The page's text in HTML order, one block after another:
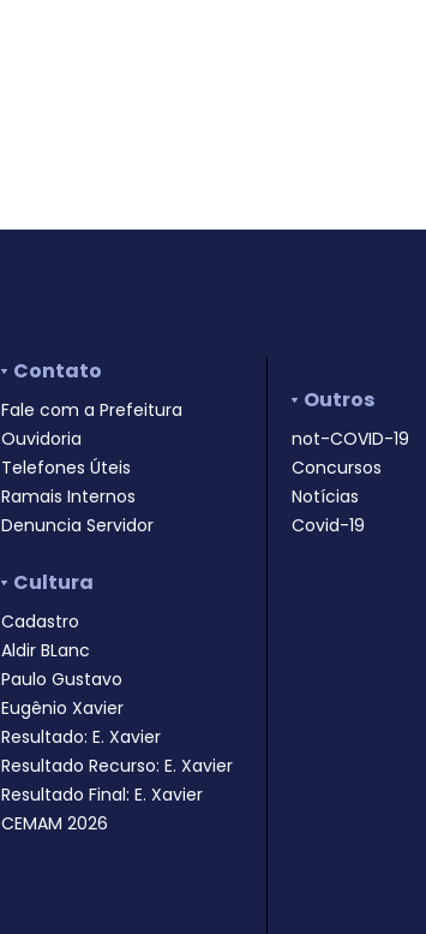
Contato
Fale com a Prefeitura
Ouvidoria
Telefones Úteis
Ramais Internos
Denuncia Servidor
Cultura
Cadastro
Aldir BLanc
Paulo Gustavo
Eugênio Xavier
Resultado: E. Xavier
Resultado Recurso: E. Xavier
Resultado Final: E. Xavier
CEMAM 2026
Outros
not-COVID-19
Concursos
Notícias
Covid-19